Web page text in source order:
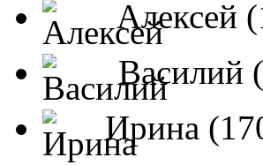
Алексей
Василий
Ирина